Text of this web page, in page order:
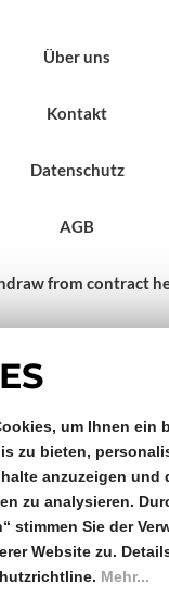
um Ihnen ein
zu bieten,
anzuzeigen und
zu analysieren.
stimmen Sie der
Website zu.
Mehr...
Über uns
Kontakt
Datenschutz
AGB
from contract
Versand &
ab €150,-
14 Tage